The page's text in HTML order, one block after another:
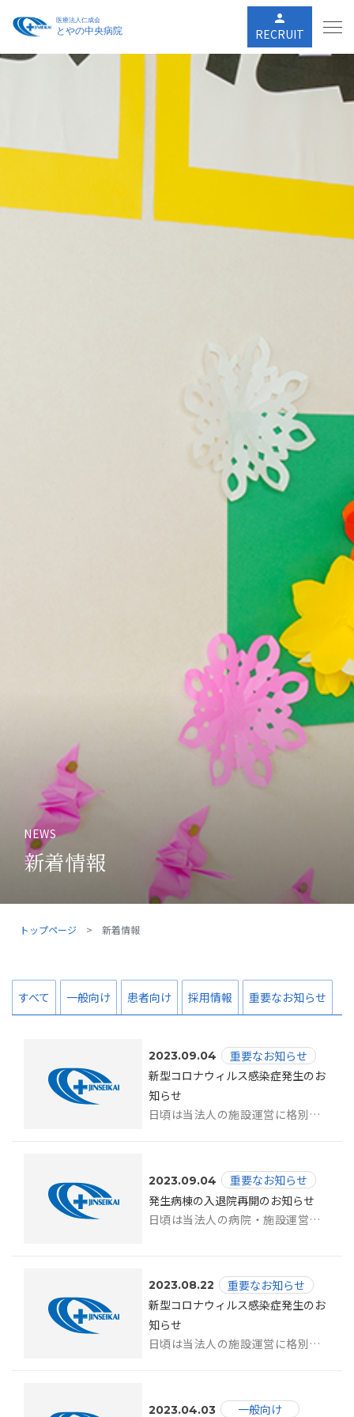
person
RECRUIT
NEWS
新着情報
トップページ 新着情報
すべて 一般向け 患者向け 採用情報 重要なお知らせ
2023.09.04
重要なお知らせ
新型コロナウィルス感染症発生のお
知らせ
日頃は当法人の施設運営に格別のご理解とご協力を賜り、厚く御礼申し上げます。 こ...
2023.09.04
重要なお知らせ
発生病棟の入退院再開のお知らせ
日頃は当法人の病院・施設運営に格別のご理解とご協力を賜り、厚く御礼申し上げます。...
2023.08.22
重要なお知らせ
新型コロナウィルス感染症発生のお
知らせ
日頃は当法人の施設運営に格別のご理解とご協力を賜り、厚く御礼申し上げます。 こ...
2023.04.03 一般向け